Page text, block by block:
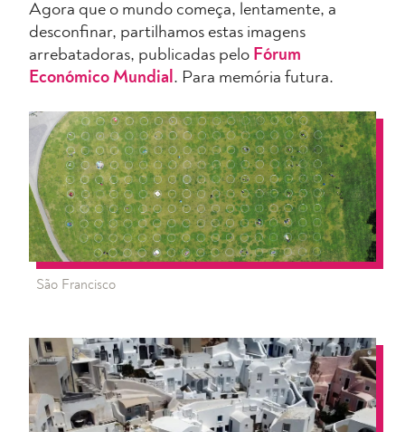
Agora que o mundo começa, lentamente, a
desconfinar, partilhamos estas imagens
arrebatadoras, publicadas pelo Fórum
Económico Mundial. Para memória futura.
São Francisco